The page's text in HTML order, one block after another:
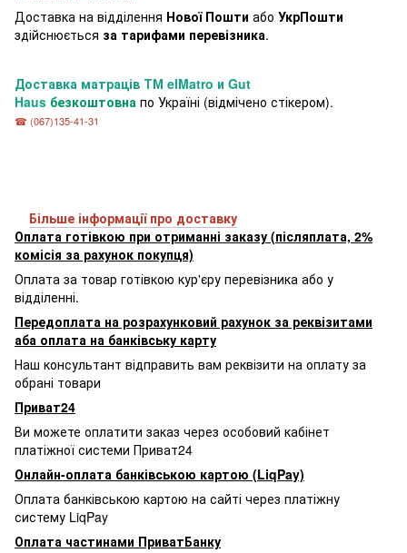
Доставка на відділення Нової Пошти або УкрПошти
здійснюється за тарифами перевізника.
Доставка матраців ТМ elMatro и Gut
Haus безкоштовна по Україні (відмічено стікером).
☎ (067)135-41-31
Більше інформації про доставку
Оплата готівкою при отриманні заказу (післяплата, 2%
комісія за рахунок покупця)
Оплата за товар готівкою кур'єру перевізника або у
відділенні.
Передоплата на розрахунковий рахунок за реквізитами
аба оплата на банківську карту
Наш консультант відправить вам реквізити на оплату за
обрані товари
Приват24
Ви можете оплатити заказ через особовий кабінет
платіжної системи Приват24
Онлайн-оплата банківською картою (LiqPay)
Оплата банківською картою на сайті через платіжну
систему LiqPay
Оплата частинами ПриватБанку